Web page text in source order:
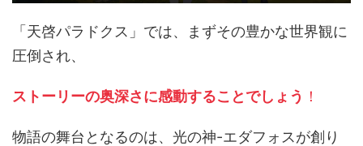
「天啓パラドクス」では、まずその豊かな世界観に
圧倒され、
ストーリーの奥深さに感動することでしょう ！
物語の舞台となるのは、光の神-エダフォスが創り